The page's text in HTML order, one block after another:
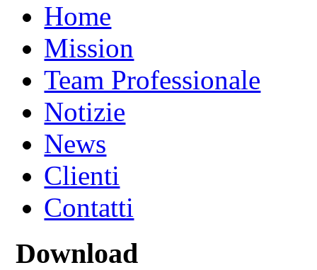
Home
Mission
Team Professionale
Notizie
News
Clienti
Contatti
Download